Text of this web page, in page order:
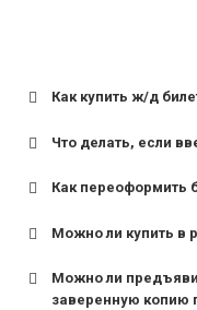
Как купить ж/д
Что делать, если
Как переоформить
Можно ли купить в
Можно ли
заверенную копию